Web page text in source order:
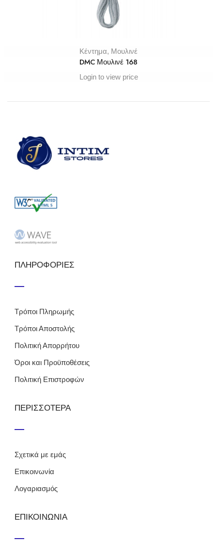
Κέντημα, Μουλινέ
DMC Μουλινέ 168
Login to view price
ΠΛΗΡΟΦΟΡΙΕΣ
Τρόποι Πληρωμής
Τρόποι Αποστολής
Πολιτική Απορρήτου
Όροι και Προϋποθέσεις
Πολιτική Επιστροφών
ΠΕΡΙΣΣΟΤΕΡΑ
Σχετικά με εμάς
Επικοινωνία
Λογαριασμός
ΕΠΙΚΟΙΝΩΝΙΑ